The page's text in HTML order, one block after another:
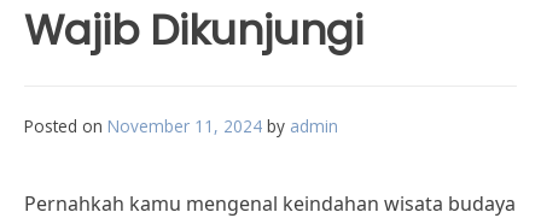
Wajib Dikunjungi
Posted on November 11, 2024 by admin
Pernahkah kamu mengenal keindahan wisata budaya